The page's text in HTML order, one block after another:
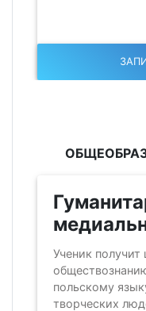
Ученик
польскому
творческих